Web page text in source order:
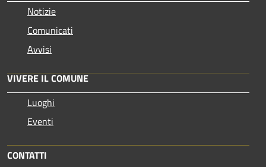
Notizie
Comunicati
Avvisi
VIVERE IL COMUNE
Luoghi
Eventi
CONTATTI